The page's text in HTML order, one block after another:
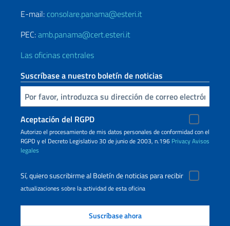
E-mail: consolare.panama@esteri.it
PEC:amb.panama@cert.esteri.it
Las oficinas centrales
Suscríbase a nuestro boletín de noticias
Inserta tu correo electronico
Aceptación del RGPD
Autorizo ​​el procesamiento de mis datos personales de conformidad con el
RGPD y el Decreto Legislativo 30 de junio de 2003, n.196 PrivacyAvisos
legales
Sí, quiero suscribirme al Boletín de noticias para recibir
actualizaciones sobre la actividad de esta oficina